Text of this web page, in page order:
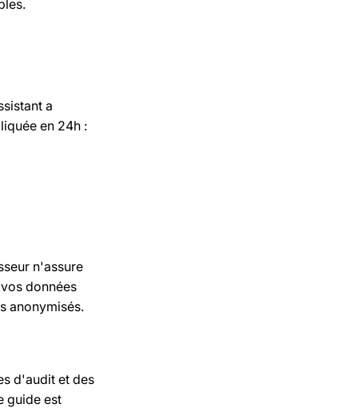
a
en 24h :
n'assure
données
anonymisés.
d'audit et des
guide est